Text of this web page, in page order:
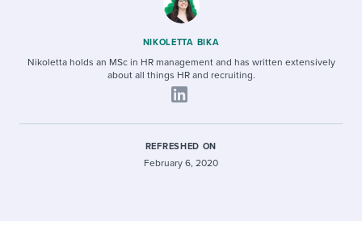
NIKOLETTA BIKA
Nikoletta holds an MSc in HR management and has written extensively
about all things HR and recruiting.
REFRESHED ON
February 6, 2020